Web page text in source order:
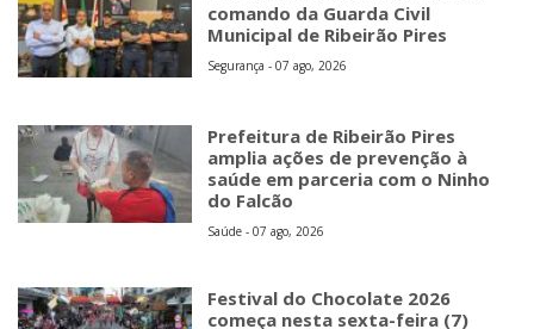
comando da Guarda Civil
Municipal de Ribeirão Pires
Segurança - 07 ago, 2026
Prefeitura de Ribeirão Pires
amplia ações de prevenção à
saúde em parceria com o Ninho
do Falcão
Saúde - 07 ago, 2026
Festival do Chocolate 2026
começa nesta sexta-feira (7)